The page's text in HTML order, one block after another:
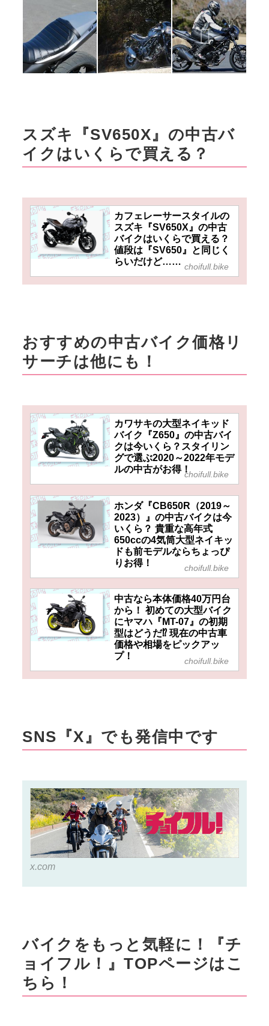
スズキ『SV650X』の中古バ
イクはいくらで買える？
カフェレーサースタイルの
スズキ『SV650X』の中古
バイクはいくらで買える？
値段は『SV650』と同じく
らいだけど…… choifull.bike
おすすめの中古バイク価格リ
サーチは他にも！
カワサキの大型ネイキッド
バイク『Z650』の中古バイ
クは今いくら？スタイリン
グで選ぶ2020～2022年モデ
ルの中古がお得！choifull.bike
ホンダ『CB650R（2019～
2023）』の中古バイクは今
いくら？ 貴重な高年式
650ccの4気筒大型ネイキッ
ドも前モデルならちょっぴ
りお得！
choifull.bike
中古なら本体価格40万円台
から！ 初めての大型バイク
にヤマハ『MT-07』の初期
型はどうだ⁉ 現在の中古車
価格や相場をピックアッ
プ！
choifull.bike
SNS『X』でも発信中です
x.com
バイクをもっと気軽に！『チ
ョイフル！』TOPページはこ
ちら！